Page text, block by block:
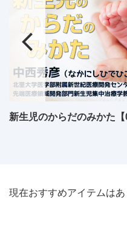
新生児のからだのみかた【
現在おすすめアイテムはあ